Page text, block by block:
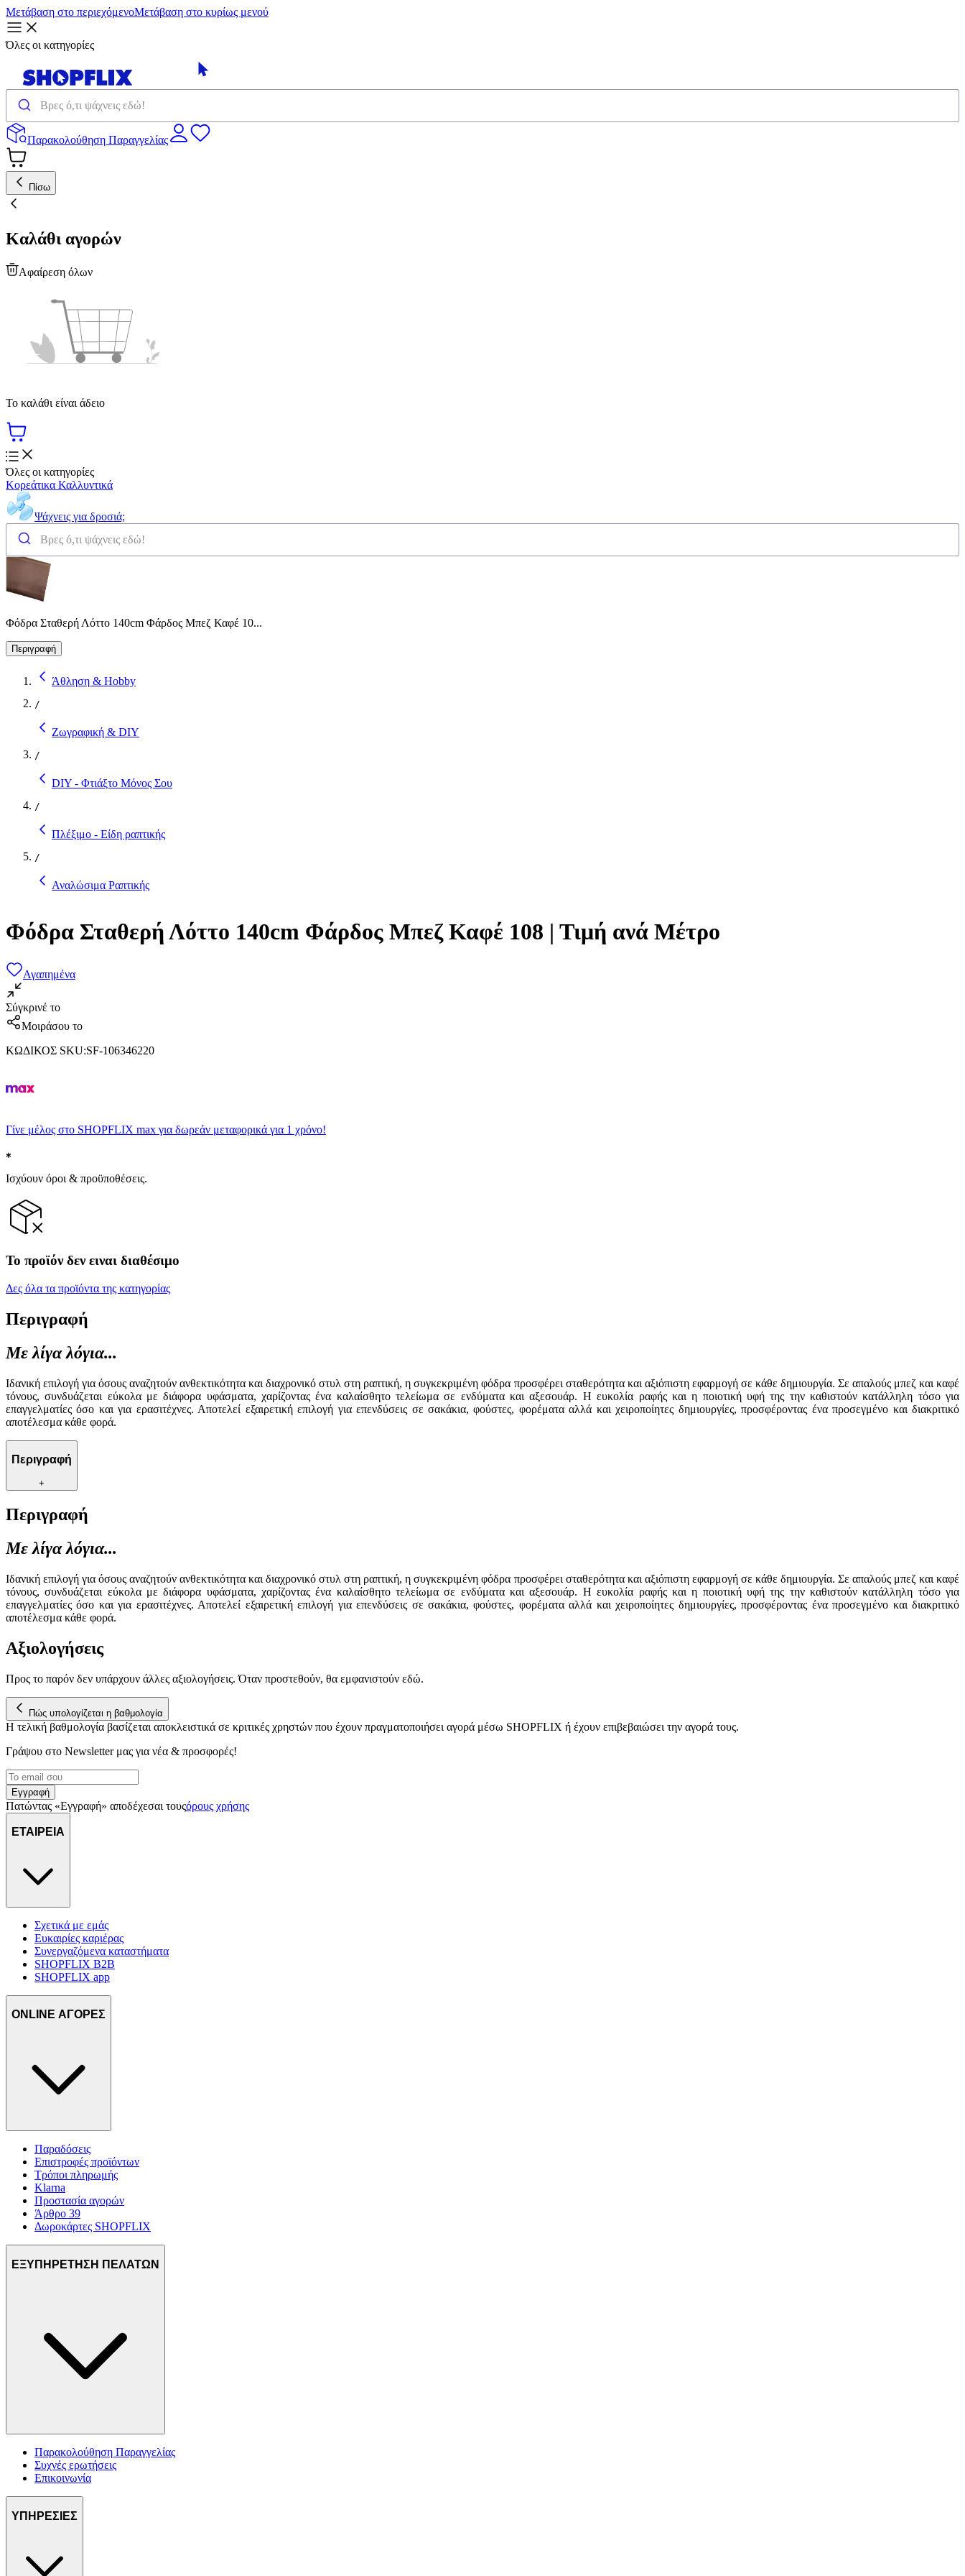
Μετάβαση στο περιεχόμενοΜετάβαση στο κυρίως μενού
Όλες οι κατηγορίες
Παρακολούθηση Παραγγελίας
Πίσω
Καλάθι αγορών
Αφαίρεση όλων
Το καλάθι είναι άδειο
Όλες οι κατηγορίες
Κορεάτικα Καλλυντικά
Ψάχνεις για δροσιά;
Φόδρα Σταθερή Λόττο 140cm Φάρδος Μπεζ Καφέ 10...
Περιγραφή
Άθληση & Hobby
/
Ζωγραφική & DIY
/
DIY - Φτιάξτο Μόνος Σου
/
Πλέξιμο - Είδη ραπτικής
/
Αναλώσιμα Ραπτικής
Φόδρα Σταθερή Λόττο 140cm Φάρδος Μπεζ Καφέ 108 | Τιμή ανά Μέτρο
Αγαπημένα
Σύγκρινέ το
Μοιράσου το
ΚΩΔΙΚΟΣ SKU:SF-106346220
Γίνε μέλος στο SHOPFLIX max για δωρεάν μεταφορικά για 1 χρόνο!
Ισχύουν όροι & προϋποθέσεις.
Το προϊόν δεν ειναι διαθέσιμο
Δες όλα τα προϊόντα της κατηγορίας
Περιγραφή
Με λίγα λόγια...
Ιδανική επιλογή για όσους αναζητούν ανθεκτικότητα και διαχρονικό στυλ στη ραπτική, η συγκεκριμένη φόδρα προσφέρει σταθερότητα και αξιόπιστη εφαρμογή σε κάθε δημιουργία. Σε απαλούς μπεζ και καφέ
τόνους, συνδυάζεται εύκολα με διάφορα υφάσματα, χαρίζοντας ένα καλαίσθητο τελείωμα σε ενδύματα και αξεσουάρ. Η ευκολία ραφής και η ποιοτική υφή της την καθιστούν κατάλληλη τόσο για
επαγγελματίες όσο και για ερασιτέχνες. Αποτελεί εξαιρετική επιλογή για επενδύσεις σε σακάκια, φούστες, φορέματα αλλά και χειροποίητες δημιουργίες, προσφέροντας ένα προσεγμένο και διακριτικό
αποτέλεσμα κάθε φορά.
Περιγραφή
+
Περιγραφή
Με λίγα λόγια...
Ιδανική επιλογή για όσους αναζητούν ανθεκτικότητα και διαχρονικό στυλ στη ραπτική, η συγκεκριμένη φόδρα προσφέρει σταθερότητα και αξιόπιστη εφαρμογή σε κάθε δημιουργία. Σε απαλούς μπεζ και καφέ
τόνους, συνδυάζεται εύκολα με διάφορα υφάσματα, χαρίζοντας ένα καλαίσθητο τελείωμα σε ενδύματα και αξεσουάρ. Η ευκολία ραφής και η ποιοτική υφή της την καθιστούν κατάλληλη τόσο για
επαγγελματίες όσο και για ερασιτέχνες. Αποτελεί εξαιρετική επιλογή για επενδύσεις σε σακάκια, φούστες, φορέματα αλλά και χειροποίητες δημιουργίες, προσφέροντας ένα προσεγμένο και διακριτικό
αποτέλεσμα κάθε φορά.
Αξιολογήσεις
Προς το παρόν δεν υπάρχουν άλλες αξιολογήσεις. Όταν προστεθούν, θα εμφανιστούν εδώ.
Πώς υπολογίζεται η βαθμολογία
Η τελική βαθμολογία βασίζεται αποκλειστικά σε κριτικές χρηστών που έχουν πραγματοποιήσει αγορά μέσω SHOPFLIX ή έχουν επιβεβαιώσει την αγορά τους.
Γράψου στο Νewsletter μας για νέα & προσφορές!
Εγγραφή
Πατώντας «Εγγραφή» αποδέχεσαι τουςόρους χρήσης
ΕΤΑΙΡΕΙΑ
Σχετικά με εμάς
Ευκαιρίες καριέρας
Συνεργαζόμενα καταστήματα
SHOPFLIX B2B
SHOPFLIX app
ONLINE ΑΓΟΡΕΣ
Παραδόσεις
Επιστροφές προϊόντων
Τρόποι πληρωμής
Klarna
Προστασία αγορών
Άρθρο 39
Δωροκάρτες SHOPFLIX
ΕΞΥΠΗΡΕΤΗΣΗ ΠΕΛΑΤΩΝ
Παρακολούθηση Παραγγελίας
Συχνές ερωτήσεις
Επικοινωνία
ΥΠΗΡΕΣΙΕΣ